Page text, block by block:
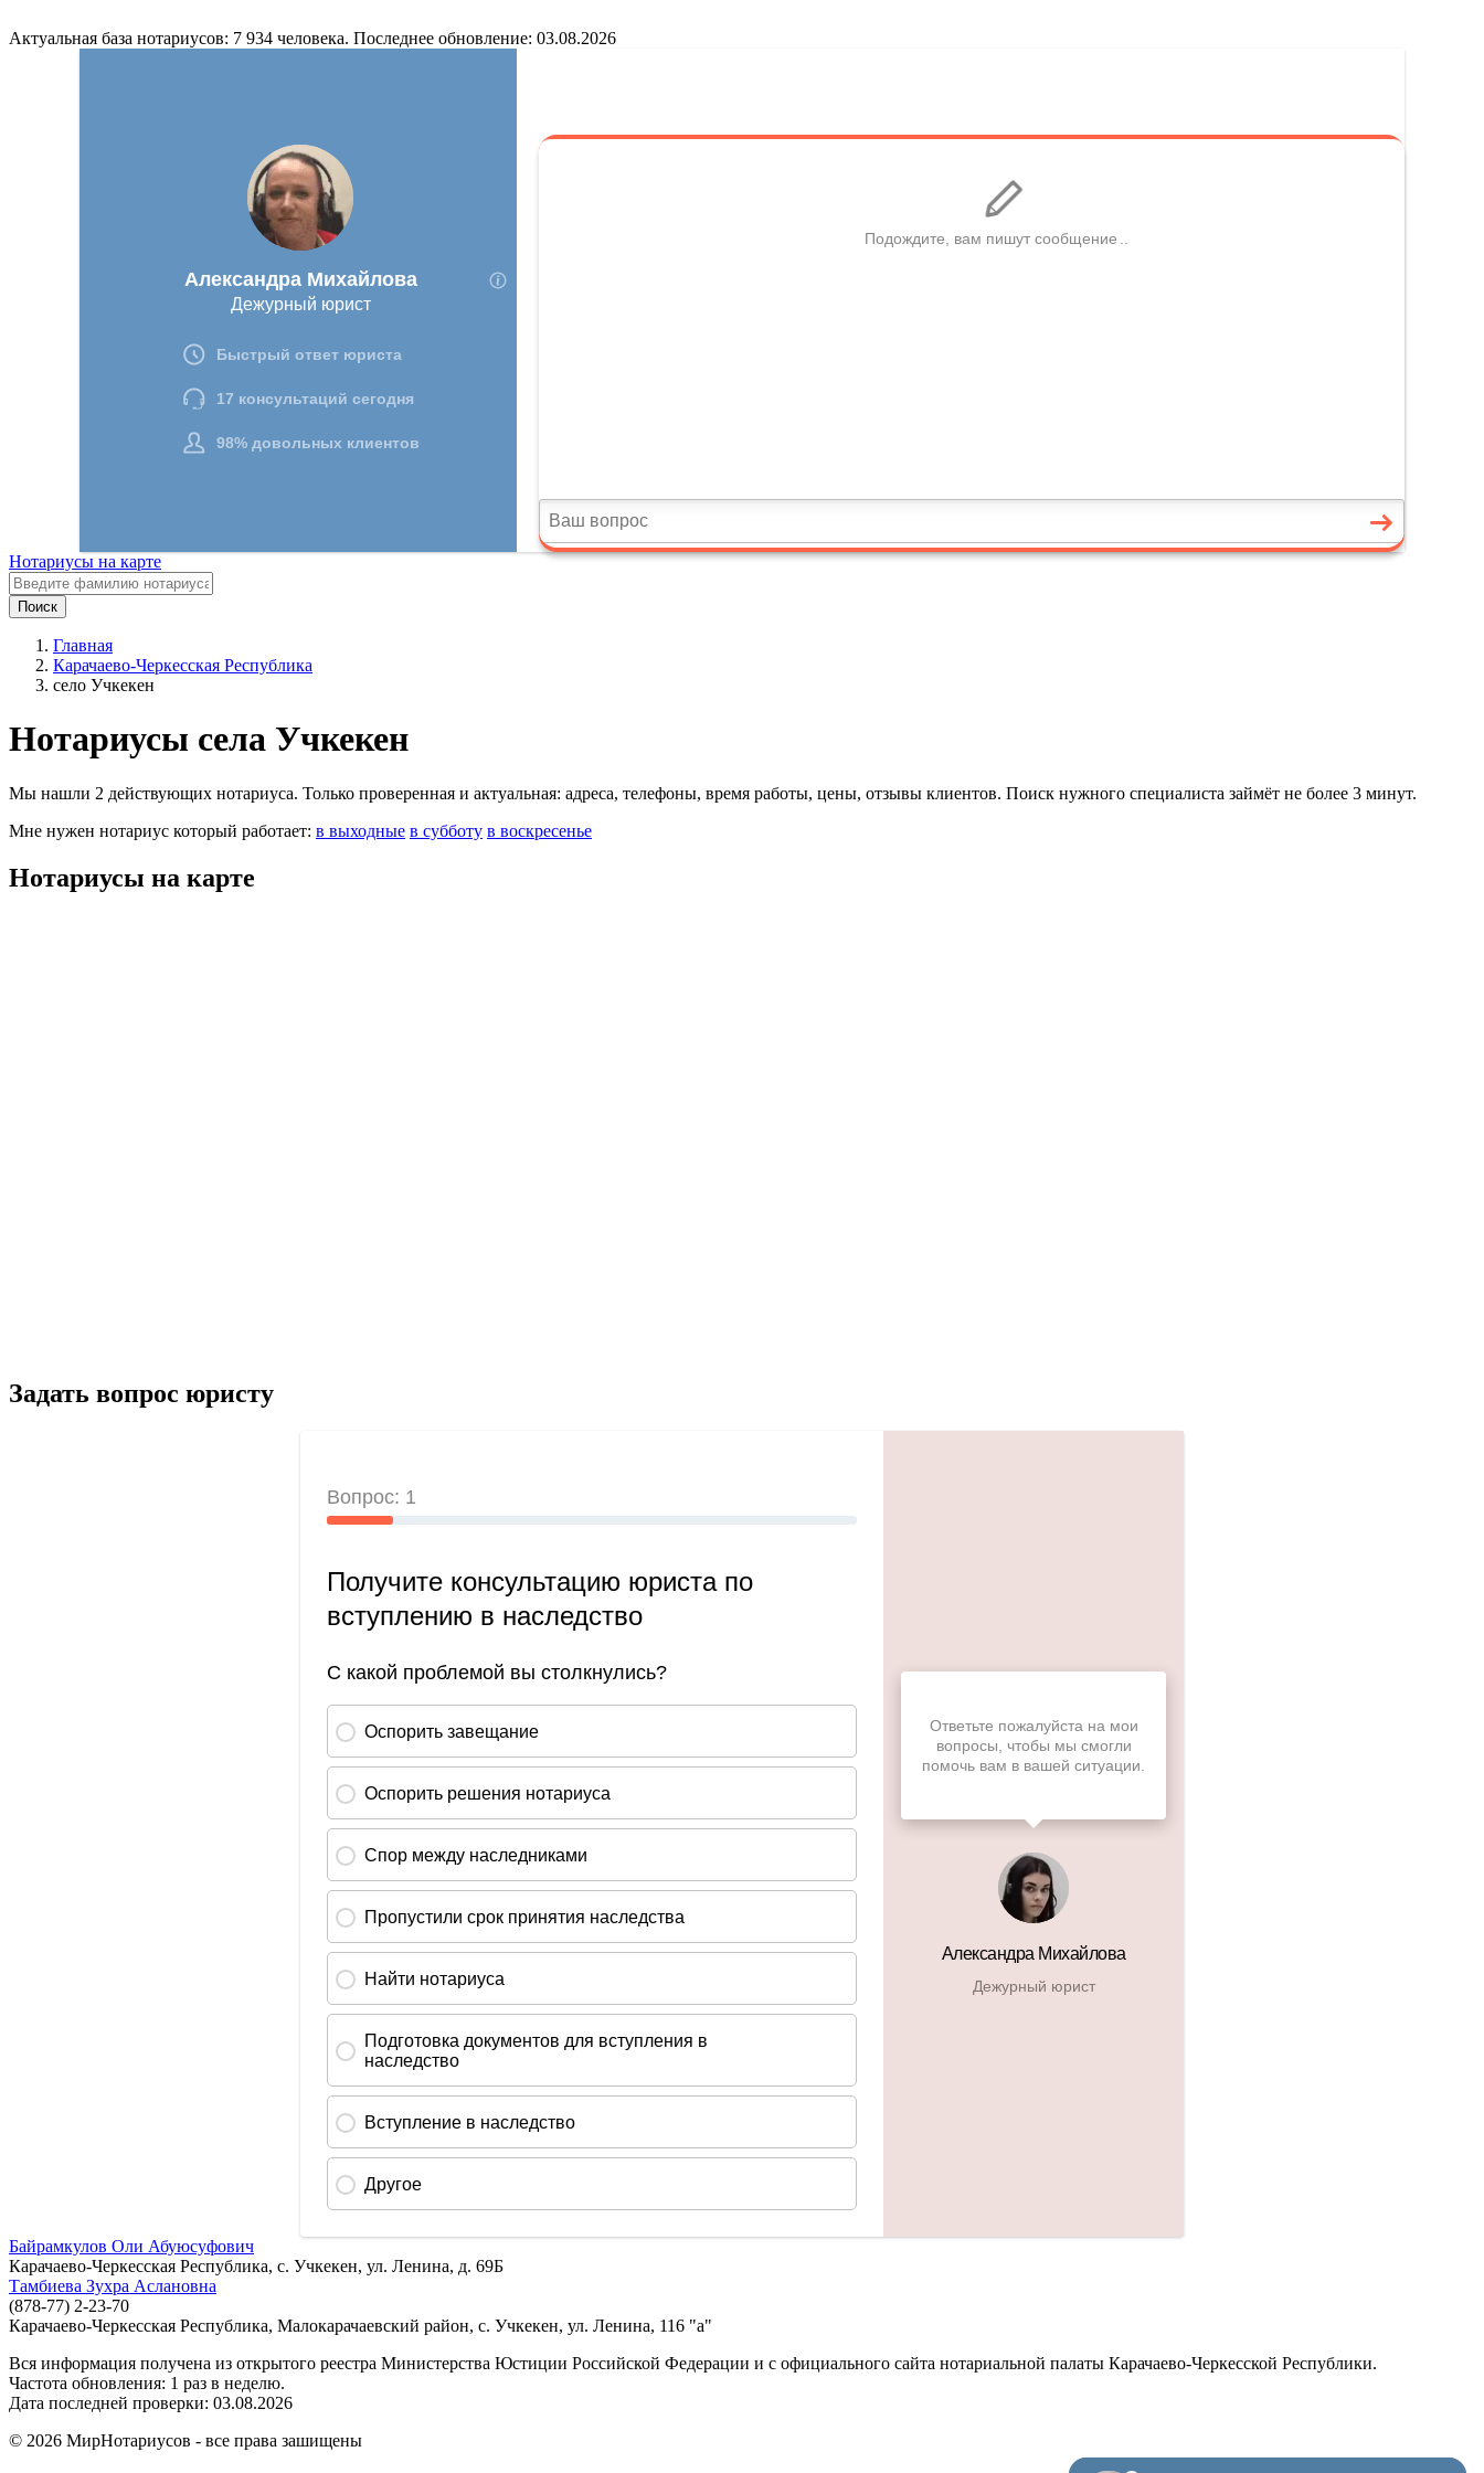
Актуальная база нотариусов: 7 934 человека. Последнее обновление: 03.08.2026
Нотариусы на карте
Поиск
Главная
Карачаево-Черкесская Республика
село Учкекен
Нотариусы села Учкекен
Мы нашли 2 действующих нотариуса. Только проверенная и актуальная: адреса, телефоны, время работы, цены, отзывы клиентов. Поиск нужного специалиста займёт не более 3 минут.
Мне нужен нотариус который работает: в выходные в субботу в воскресенье
Нотариусы на карте
Задать вопрос юристу
Байрамкулов Оли Абуюсуфович
Карачаево-Черкесская Республика, с. Учкекен, ул. Ленина, д. 69Б
Тамбиева Зухра Аслановна
(878-77) 2-23-70
Карачаево-Черкесская Республика, Малокарачаевский район, с. Учкекен, ул. Ленина, 116 "а"
Вся информация получена из открытого реестра Министерства Юстиции Российской Федерации и с официального сайта нотариальной палаты Карачаево-Черкесской Республики.
Частота обновления: 1 раз в неделю.
Дата последней проверки: 03.08.2026
© 2026 МирНотариусов - все права зашищены